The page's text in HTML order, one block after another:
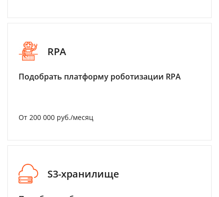
RPA
Подобрать платформу роботизации RPA
От 200 000 руб./месяц
S3-хранилище